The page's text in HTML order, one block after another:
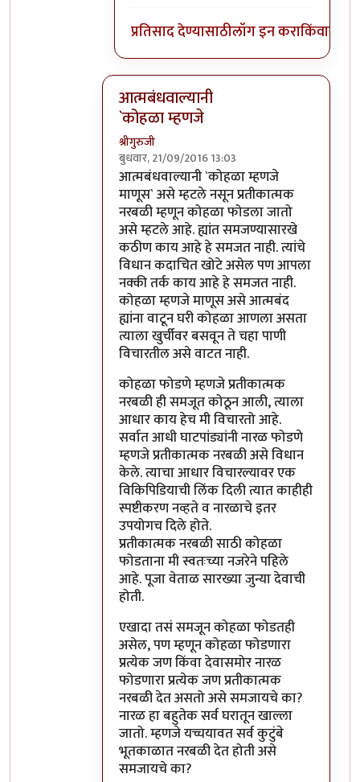
प्रतिसाद देण्यासाठीलॉग इन कराकिंवा
आत्मबंधवाल्यानी
`कोहळा म्हणजे
श्रीगुरुजी
बुधवार, 21/09/2016 13:03
In reply toआत्मबंधवाल्यानी `कोहळा म्हणजे
आत्मबंधवाल्यानी `कोहळा म्हणजे
माणूस` असे म्हटले नसून प्रतीकात्मक
नरबळी म्हणून कोहळा फोडला जातो
असे म्हटले आहे. ह्यांत समजण्यासारखे
कठीण काय आहे हे समजत नाही. त्यांचे
विधान कदाचित खोटे असेल पण आपला
नक्की तर्क काय आहे हे समजत नाही.
कोहळा म्हणजे माणूस असे आत्मबंद
ह्यांना वाटून घरी कोहळा आणला असता
त्याला खुर्चीवर बसवून ते चहा पाणी
विचारतील असे वाटत नाही.
कोहळा फोडणे म्हणजे प्रतीकात्मक
नरबळी ही समजूत कोठून आली, त्याला
आधार काय हेच मी विचारतो आहे.
सर्वात आधी घाटपांड्यांनी नारळ फोडणे
म्हणजे प्रतीकात्मक नरबळी असे विधान
केले. त्याचा आधार विचारल्यावर एक
विकिपिडियाची लिंक दिली त्यात काहीही
स्पष्टीकरण नव्हते व नारळाचे इतर
उपयोगच दिले होते.
प्रतीकात्मक नरबळी साठी कोहळा
फोडताना मी स्वतःच्या नजरेने पहिले
आहे. पूजा वेताळ सारख्या जुन्या देवाची
होती.
एखादा तसं समजून कोहळा फोडतही
असेल, पण म्हणून कोहळा फोडणारा
प्रत्येक जण किंवा देवासमोर नारळ
फोडणारा प्रत्येक जण प्रतीकात्मक
नरबळी देत असतो असे समजायचे का?
नारळ हा बहुतेक सर्व घरातून खाल्ला
जातो. म्हणजे यच्चयावत सर्व कुटुंबे
भूतकाळात नरबळी देत होती असे
समजायचे का?